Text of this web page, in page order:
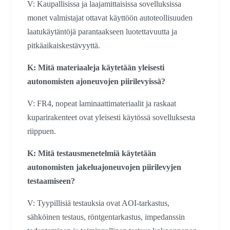
V: Kaupallisissa ja laajamittaisissa sovelluksissa
monet valmistajat ottavat käyttöön autoteollisuuden
laatukäytäntöjä parantaakseen luotettavuutta ja
pitkäaikaiskestävyyttä.
K: Mitä materiaaleja käytetään yleisesti
autonomisten ajoneuvojen piirilevyissä?
V: FR4, nopeat laminaattimateriaalit ja raskaat
kuparirakenteet ovat yleisesti käytössä sovelluksesta
riippuen.
K: Mitä testausmenetelmiä käytetään
autonomisten jakeluajoneuvojen piirilevyjen
testaamiseen?
V: Tyypillisiä testauksia ovat AOI-tarkastus,
sähköinen testaus, röntgentarkastus, impedanssin